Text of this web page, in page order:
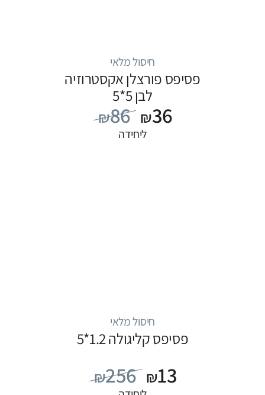
חיסול מלאי
פסיפס פורצלן אקסטרוזיה
לבן 5*5
₪86 ₪36
ליחידה
חיסול מלאי
פסיפס קליגולה 1.2*5
₪256 ₪13